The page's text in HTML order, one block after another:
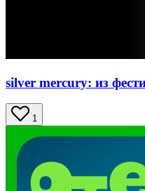
silver mercury: из
1